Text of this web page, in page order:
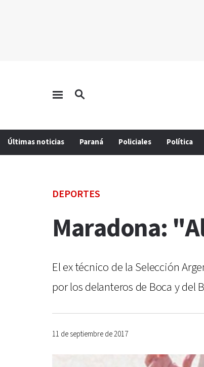
Últimas noticias Paraná Policiales Política
DEPORTES
Maradona:
El ex técnico de la Selección
por los delanteros de Boca y del
11 de septiembre de 2017